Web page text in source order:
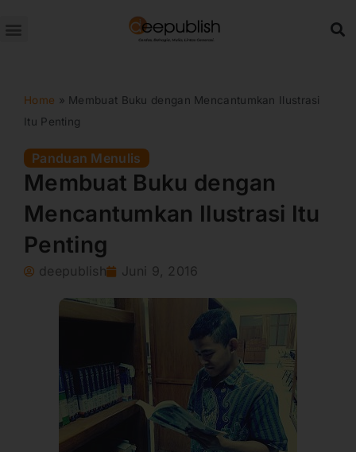
ke
Home » Membuat Buku dengan Mencantumkan Ilustrasi
Itu Penting
Panduan Menulis
Membuat Buku dengan
Mencantumkan Ilustrasi Itu
Penting
deepublish Juni 9, 2016